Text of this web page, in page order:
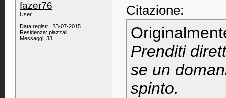
fazer76
User
Data registr.: 23-07-2015
Residenza: piazzali
Messaggi: 33
Citazione:
Prenditi
se un
spinto.